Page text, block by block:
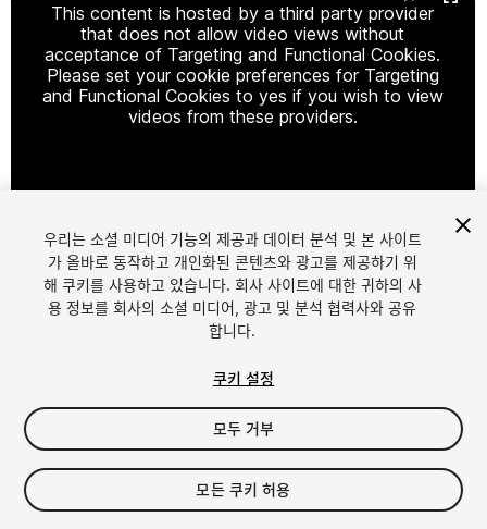
This content is hosted by a third party provider
that does not allow video views without
acceptance of Targeting and Functional Cookies.
Please set your cookie preferences for Targeting
and Functional Cookies to yes if you wish to view
videos from these providers.
1/26
$199.99
세금/부가세는 결제 시 반영됩니다.
우리는 소셜 미디어 기능의 제공과 데이터 분석 및 본 사이트
가 올바로 동작하고 개인화된 콘텐츠와 광고를 제공하기 위
해 쿠키를 사용하고 있습니다. 회사 사이트에 대한 귀하의 사
용 정보를 회사의 소셜 미디어, 광고 및 분석 협력사와 공유
합니다.
쿠키 설정
모두 거부
모든 쿠키 허용